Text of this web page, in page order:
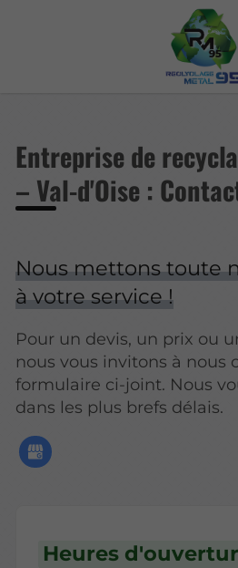
Entreprise de
– Val-d'Oise :
Nous mettons toute
à votre service !
Pour un devis, un prix ou
nous vous invitons à nous
formulaire ci-joint. Nous
dans les plus brefs délais.
Heures